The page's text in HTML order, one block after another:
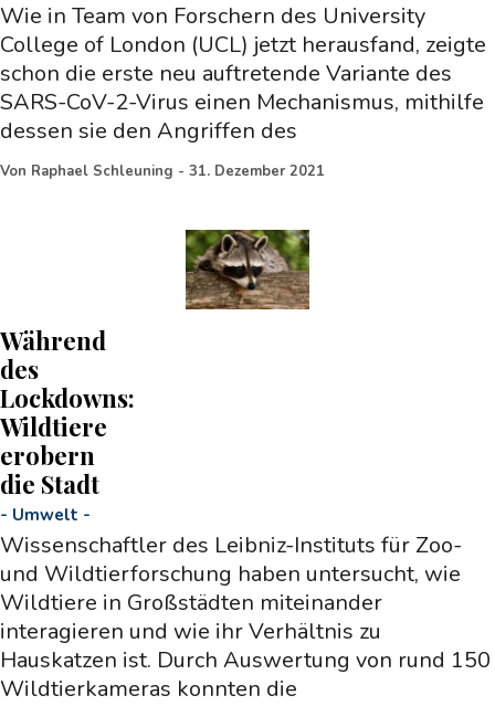
Wie in Team von Forschern des University
College of London (UCL) jetzt herausfand, zeigte
schon die erste neu auftretende Variante des
SARS-CoV-2-Virus einen Mechanismus, mithilfe
dessen sie den Angriffen des
Von Raphael Schleuning - 31. Dezember 2021
Während
des
Lockdowns:
Wildtiere
erobern
die Stadt
- Umwelt -
Wissenschaftler des Leibniz-Instituts für Zoo-
und Wildtierforschung haben untersucht, wie
Wildtiere in Großstädten miteinander
interagieren und wie ihr Verhältnis zu
Hauskatzen ist. Durch Auswertung von rund 150
Wildtierkameras konnten die